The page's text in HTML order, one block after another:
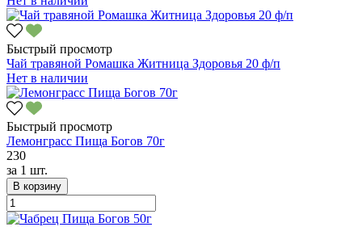
Быстрый просмотр
Чай травяной Ромашка Житница Здоровья 20 ф/п
Нет в наличии
Быстрый просмотр
Лемонграсс Пища Богов 70г
230
за 1 шт.
В корзину